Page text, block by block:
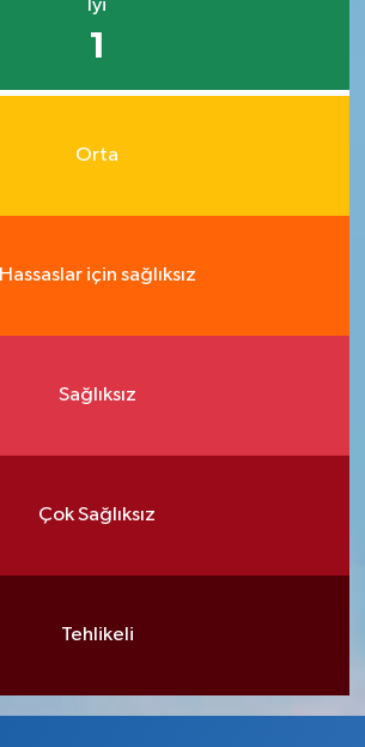
İyi
1
Orta
Hassaslar için sağlıksız
Sağlıksız
Çok Sağlıksız
Tehlikeli